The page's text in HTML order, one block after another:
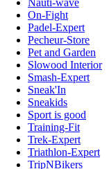
Nauti-wave
On-Fight
Padel-Expert
Pecheur-Store
Pet and Garden
Slowood Interior
Smash-Expert
Sneak'In
Sneakids
Sport is good
Training-Fit
Trek-Expert
Triathlon-Expert
TripNBikers